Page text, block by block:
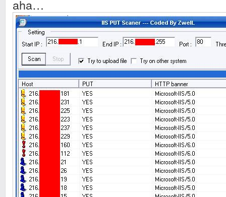
aha…